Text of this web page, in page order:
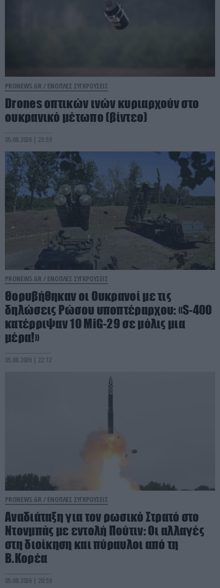
PRONEWS.GR / ΕΝΟΠΛΕΣ ΣΥΓΚΡΟΥΣΕΙΣ
Drones οπτικών ινών κυριαρχούν στο
ουκρανικό μέτωπο (βίντεο)
05.08.2026 | 23:59
PRONEWS.GR / ΕΝΟΠΛΕΣ ΣΥΓΚΡΟΥΣΕΙΣ
Θορυβήθηκαν οι Ουκρανοί με τις
δηλώσεις Ρώσου υποπτέραρχου: «S-400
κατέρριψαν 10 MiG-29 σε μόλις μια
μέρα!»
05.08.2026 | 22:12
PRONEWS.GR / ΕΝΟΠΛΕΣ ΣΥΓΚΡΟΥΣΕΙΣ
Αναδιάταξη για τον ρωσικό Στρατό στο
Ντονμπάς με εντολή Πούτιν: Οι αλλαγές
στη διοίκηση και πύραυλοι από τη
Β.Κορέα
05.08.2026 | 20:59